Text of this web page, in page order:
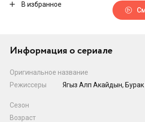
В избранное
Информация о сериале
Оригинальное название
Режиссеры
Ягыз Алп Акайдын,
Сезон
Возраст